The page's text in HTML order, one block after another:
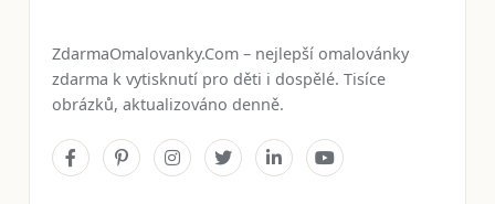
ZdarmaOmalovanky.Com – nejlepší omalovánky
zdarma k vytisknutí pro děti i dospělé. Tisíce
obrázků, aktualizováno denně.